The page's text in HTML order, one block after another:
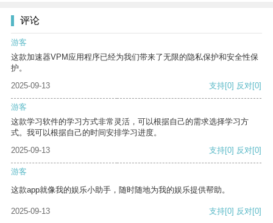
评论
游客
这款加速器VPM应用程序已经为我们带来了无限的隐私保护和安全性保
护。
2025-09-13
支持[0] 反对[0]
游客
这款学习软件的学习方式非常灵活，可以根据自己的需求选择学习方
式。我可以根据自己的时间安排学习进度。
2025-09-13
支持[0] 反对[0]
游客
这款app就像我的娱乐小助手，随时随地为我的娱乐提供帮助。
2025-09-13 支持[0] 反对[0]